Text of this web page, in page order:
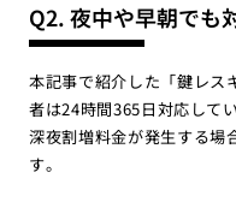
Q2. 夜中や早朝でも
本記事で紹介した「鍵レス
者は24時間365日対応して
深夜割増料金が発生する場
す。